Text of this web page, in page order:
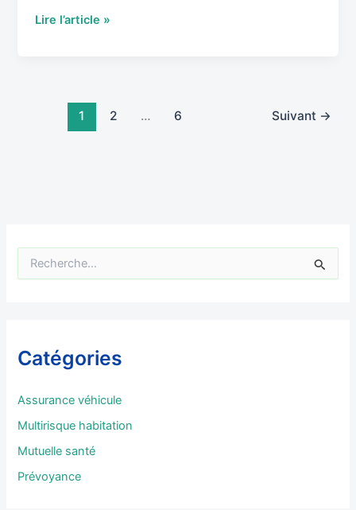
Lire l’article »
1 2 … 6 Suivant →
e
c
r
Catégories
Assurance véhicule
Multirisque habitation
Mutuelle santé
Prévoyance